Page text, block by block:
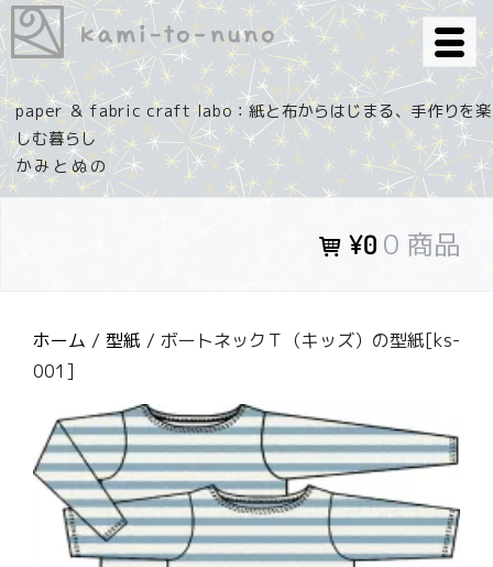
コ
ン
テ
ン
ツ
へ
ス
paper ＆ fabric craft labo：紙と布からはじまる、手作りを楽
しむ暮らし
¥0 0 商品
ホーム / 型紙 / ボートネックＴ（キッズ）の型紙[ks-
001]